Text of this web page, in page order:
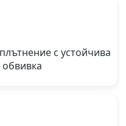
с устойчива